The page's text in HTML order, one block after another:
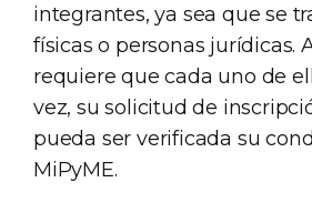
integrantes, ya sea que se
físicas o personas jurídicas.
requiere que cada uno de
vez, su solicitud de
pueda ser verificada su
MiPyME.